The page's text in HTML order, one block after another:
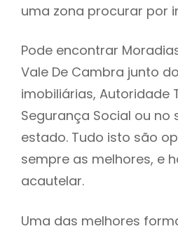
uma zona procurar por
Pode encontrar
Vale De Cambra junto
imobiliárias, Autoridade
Segurança Social ou no
estado. Tudo isto são
sempre as melhores, e
acautelar.
Uma das melhores